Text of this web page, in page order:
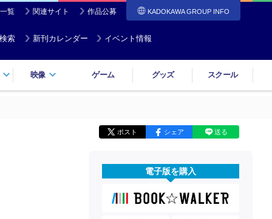
覧 関連サイト 作品公募 KADOKAWA GROUP INFO
索 新刊カレンダー イベント情報
映像 ゲーム グッズ スクール
ポスト シェア 送る
電子版を購入